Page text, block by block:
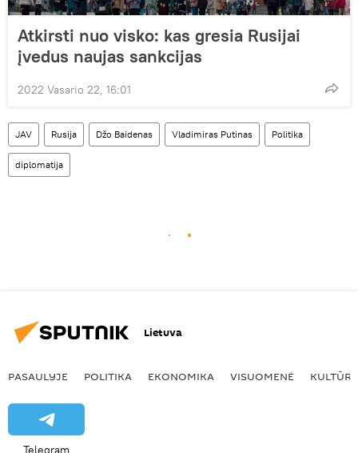
Atkirsti nuo visko: kas gresia Rusijai
įvedus naujas sankcijas
2022 Vasario 22, 16:01
JAV Rusija Džo Baidenas Vladimiras Putinas Politika
diplomatija
Lietuva
PASAULYJE POLITIKA EKONOMIKA VISUOMENĖ KULTŪRA
Telegram